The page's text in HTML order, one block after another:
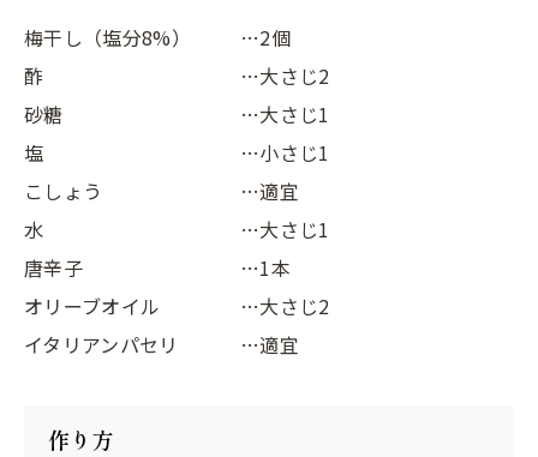
梅干し（塩分8%）
…2個
酢
…大さじ2
砂糖
…大さじ1
塩
…小さじ1
こしょう
…適宜
水
…大さじ1
唐辛子
…1本
オリーブオイル
…大さじ2
イタリアンパセリ
…適宜
作り方